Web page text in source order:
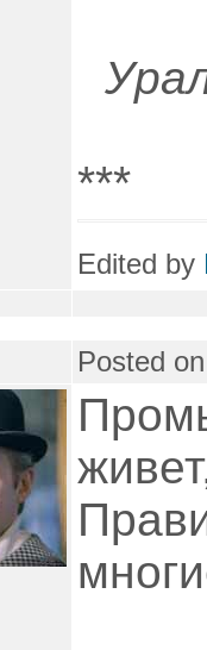
***
Edited by
Posted